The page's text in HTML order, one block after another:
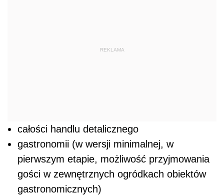
REKLAMA
całości handlu detalicznego
gastronomii (w wersji minimalnej, w
pierwszym etapie, możliwość przyjmowania
gości w zewnętrznych ogródkach obiektów
gastronomicznych)